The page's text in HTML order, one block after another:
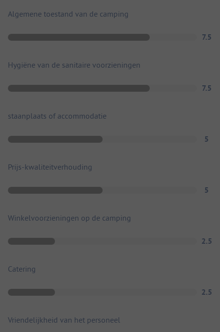
Algemene toestand van de camping
7.5
Hygiëne van de sanitaire voorzieningen
7.5
staanplaats of accommodatie
5
Prijs-kwaliteitverhouding
5
Winkelvoorzieningen op de camping
2.5
Catering
2.5
Vriendelijkheid van het personeel